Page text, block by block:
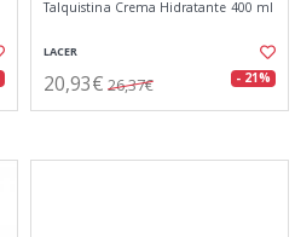
Talquistina Crema Hidratante 400 ml
LACER
20,93€ 26,37€ - 21%